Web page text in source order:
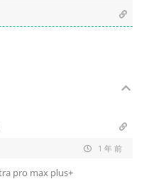
1 年 前
pro max plus+